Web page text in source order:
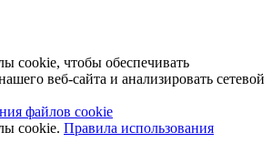
cookie, чтобы обеспечивать
веб-сайта и анализировать сетевой
файлов cookie
cookie. Правила использования